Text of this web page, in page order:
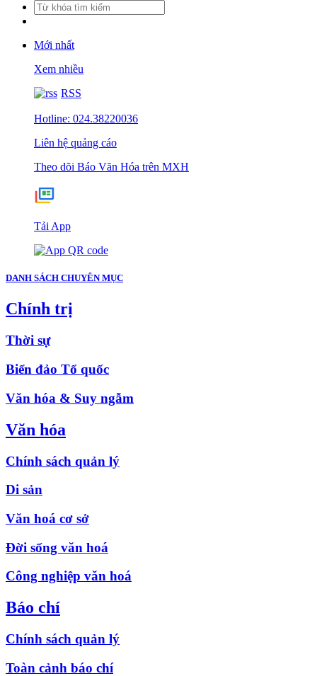
Mới nhất
Xem nhiều
RSS
Hotline: 024.38220036
Liên hệ quảng cáo
Theo dõi Báo Văn Hóa trên MXH
Tải App
DANH SÁCH CHUYÊN MỤC
Chính trị
Thời sự
Biển đảo Tổ quốc
Văn hóa & Suy ngẫm
Văn hóa
Chính sách quản lý
Di sản
Văn hoá cơ sở
Đời sống văn hoá
Công nghiệp văn hoá
Báo chí
Chính sách quản lý
Toàn cảnh báo chí